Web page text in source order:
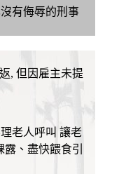
有侮辱的刑事
, 但因雇主未提
理老人呼叫 讓老
、盡快餵食引